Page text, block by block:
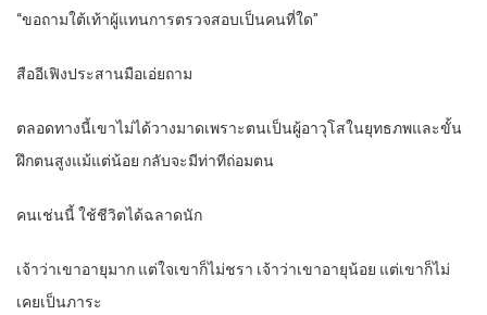
“ขอถามใต้เท้าผู้แทนการตรวจสอบเป็นคนที่ใด”
สืออีเฟิงประสานมือเอ่ยถาม
ตลอดทางนี้เขาไม่ได้วางมาดเพราะตนเป็นผู้อาวุโสในยุทธภพและขั้น
ฝึกตนสูงแม้แต่น้อย กลับจะมีท่าทีถ่อมตน
คนเช่นนี้ ใช้ชีวิตได้ฉลาดนัก
เจ้าว่าเขาอายุมาก แต่ใจเขาก็ไม่ชรา เจ้าว่าเขาอายุน้อย แต่เขาก็ไม่
เคยเป็นภาระ